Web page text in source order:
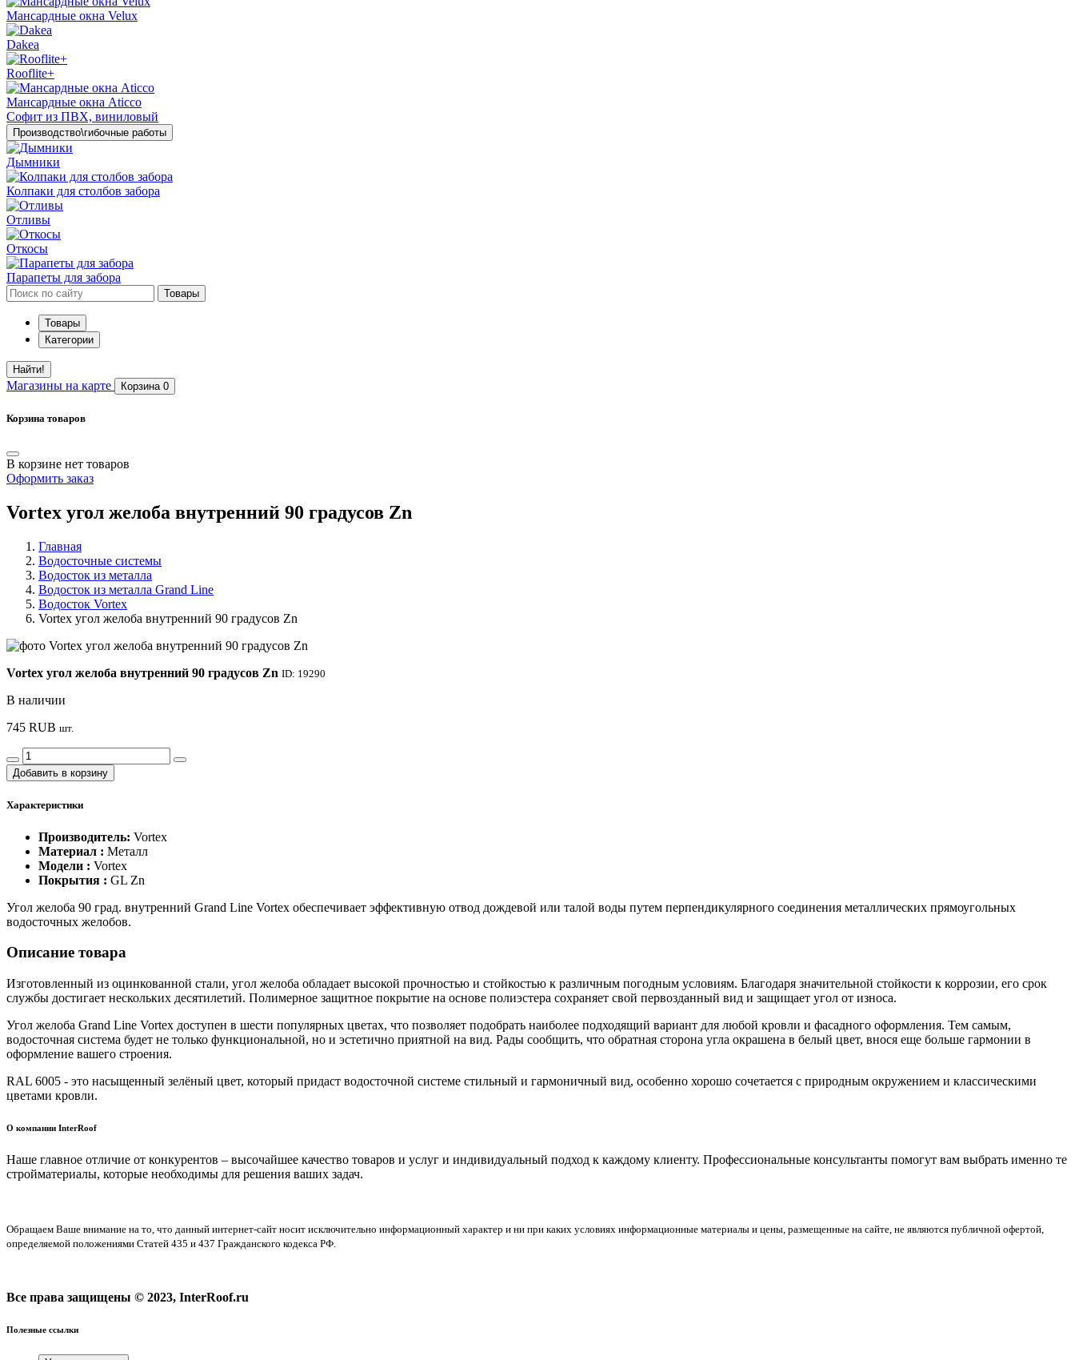
Мансардные окна Velux
Dakea
Rooflite+
Мансардные окна Aticco
Софит из ПВХ, виниловый
Производство\гибочные работы
Дымники
Колпаки для столбов забора
Отливы
Откосы
Парапеты для забора
Товары
Товары
Категории
Найти!
Магазины на карте Корзина 0
Корзина товаров
В корзине нет товаров
Оформить заказ
Vortex угол желоба внутренний 90 градусов Zn
Главная
Водосточные системы
Водосток из металла
Водосток из металла Grand Line
Водосток Vortex
Vortex угол желоба внутренний 90 градусов Zn
Vortex угол желоба внутренний 90 градусов Zn ID: 19290
В наличии
745 RUB шт.
Добавить в корзину
Характеристики
Производитель: Vortex
Материал : Металл
Модели : Vortex
Покрытия : GL Zn
Угол желоба 90 град. внутренний Grand Line Vortex обеспечивает эффективную отвод дождевой или талой воды путем перпендикулярного соединения металлических прямоугольных
водосточных желобов.
Описание товара
Изготовленный из оцинкованной стали, угол желоба обладает высокой прочностью и стойкостью к различным погодным условиям. Благодаря значительной стойкости к коррозии, его срок
службы достигает нескольких десятилетий. Полимерное защитное покрытие на основе полиэстера сохраняет свой первозданный вид и защищает угол от износа.
Угол желоба Grand Line Vortex доступен в шести популярных цветах, что позволяет подобрать наиболее подходящий вариант для любой кровли и фасадного оформления. Тем самым,
водосточная система будет не только функциональной, но и эстетично приятной на вид. Рады сообщить, что обратная сторона угла окрашена в белый цвет, внося еще больше гармонии в
оформление вашего строения.
RAL 6005 - это насыщенный зелёный цвет, который придаст водосточной системе стильный и гармоничный вид, особенно хорошо сочетается с природным окружением и классическими
цветами кровли.
О компании InterRoof
Наше главное отличие от конкурентов – высочайшее качество товаров и услуг и индивидуальный подход к каждому клиенту. Профессиональные консультанты помогут вам выбрать именно те
стройматериалы, которые необходимы для решения ваших задач.
Обращаем Ваше внимание на то, что данный интернет-сайт носит исключительно информационный характер и ни при каких условиях информационные материалы и цены, размещенные на сайте, не являются публичной офертой,
определяемой положениями Статей 435 и 437 Гражданского кодекса РФ.
Все права защищены © 2023, InterRoof.ru
Полезные ссылки